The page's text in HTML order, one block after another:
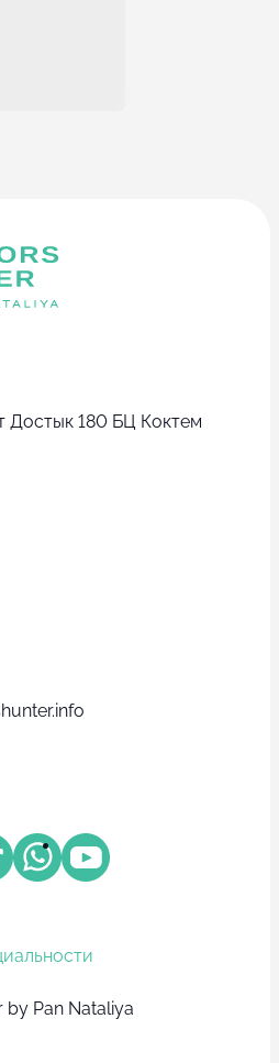
Достык 180 БЦ Коктем
Pan Nataliya